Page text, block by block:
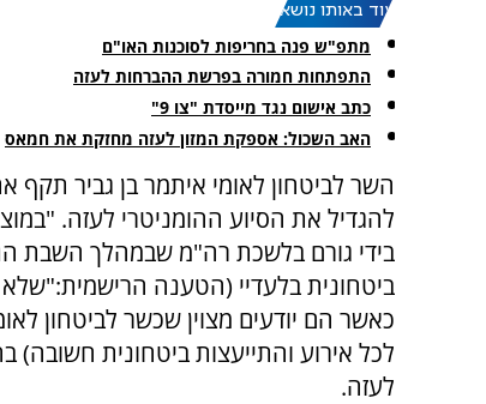
עוד באותו נושא:
מתפ"ש פנה בחריפות לסוכנות האו"ם
התפתחות חמורה בפרשת ההברחות לעזה
כתב אישום נגד מייסדת "צו 9"
האב השכול: אספקת המזון לעזה מחזקת את חמאס
השר לביטחון לאומי איתמר בן גביר
להגדיל את הסיוע ההומניטרי לעזה.
בידי גורם בלשכת רה"מ שבמהלך השבת
ביטחונית בלעדיי (הטענה
כאשר הם יודעים מצוין שכשר לביטחון
לכל אירוע והתייעצות ביטחונית
לעזה.